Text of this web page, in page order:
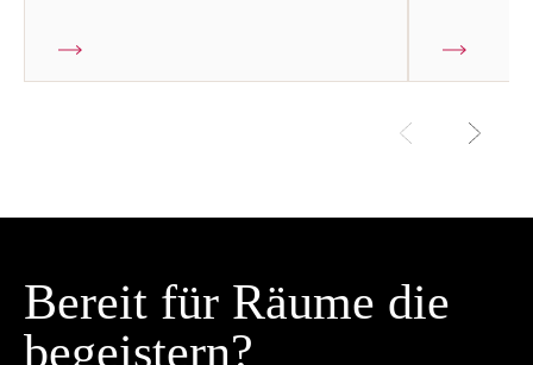
Bereit für Räume die
begeistern?